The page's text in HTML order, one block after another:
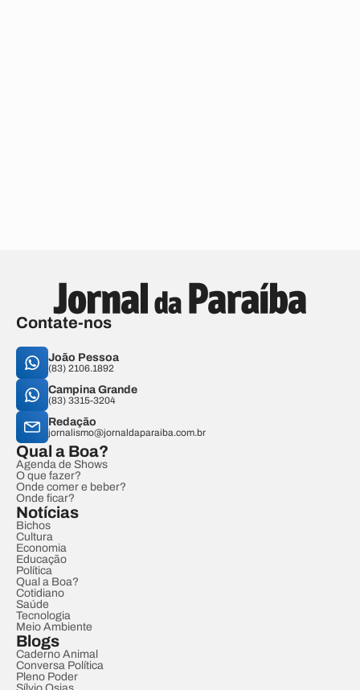
Contate-nos
João Pessoa
(83) 2106.1892
Campina Grande
(83) 3315-3204
Redação
jornalismo@jornaldaparaiba.com.br
Qual a Boa?
Agenda de Shows
O que fazer?
Onde comer e beber?
Onde ficar?
Notícias
Bichos
Cultura
Economia
Educação
Política
Qual a Boa?
Cotidiano
Saúde
Tecnologia
Meio Ambiente
Blogs
Caderno Animal
Conversa Política
Pleno Poder